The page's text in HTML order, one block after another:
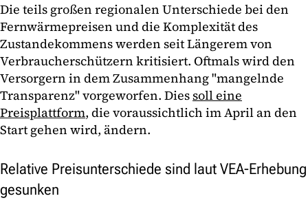
Die teils großen regionalen Unterschiede bei den
Fernwärmepreisen und die Komplexität des
Zustandekommens werden seit Längerem von
Verbraucherschützern kritisiert. Oftmals wird den
Versorgern in dem Zusammenhang "mangelnde
Transparenz" vorgeworfen. Diessoll eine
Preisplattform, die voraussichtlich im April an den
Start gehen wird, ändern.
Relative Preisunterschiede sind laut VEA-Erhebung
gesunken